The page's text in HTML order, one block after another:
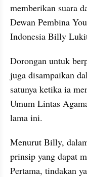
memberikan suara
Dewan Pembina
Indonesia Billy
Dorongan untuk
juga disampaikan
satunya ketika ia
Umum Lintas
lama ini.
Menurut Billy,
prinsip yang dapat
Pertama, tindakan